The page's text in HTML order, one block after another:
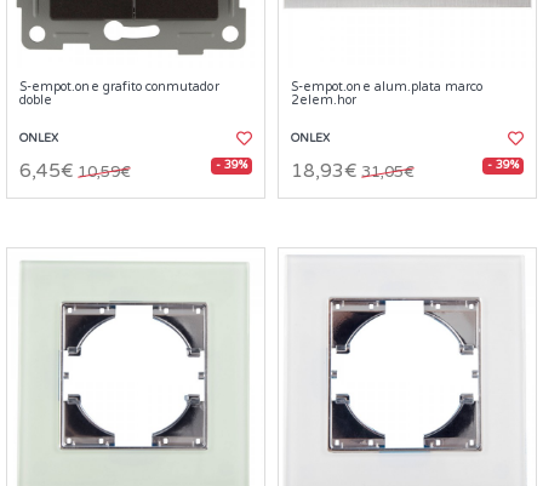
S-empot.one grafito conmutador
doble
ONLEX
6,45€ 10,59€ - 39%
S-empot.one alum.plata marco
2elem.hor
ONLEX
18,93€ 31,05€ - 39%